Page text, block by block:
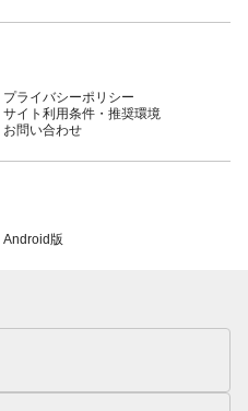
プライバシーポリシー
サイト利用条件・推奨環境
お問い合わせ
Android版